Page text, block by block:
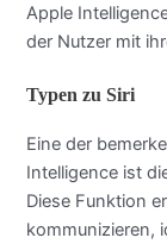
Apple
der Nutzer mit
Typen zu Siri
Eine der
Intelligence ist
Diese Funktion
kommunizieren,